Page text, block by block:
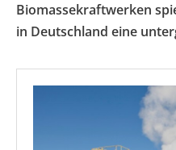
Biomassekraftwerken
in Deutschland eine